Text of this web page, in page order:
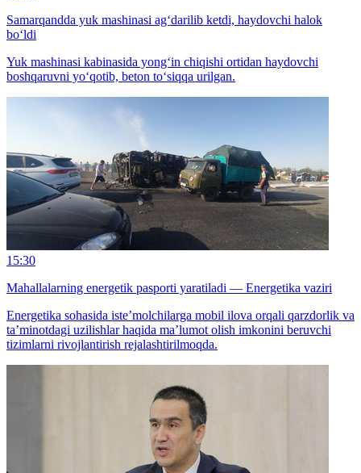
Samarqandda yuk mashinasi ag‘darilib ketdi, haydovchi halok
bo‘ldi
Yuk mashinasi kabinasida yong‘in chiqishi ortidan haydovchi
boshqaruvni yo‘qotib, beton to‘siqqa urilgan.
15:30
Mahallalarning energetik pasporti yaratiladi — Energetika vaziri
Energetika sohasida iste’molchilarga mobil ilova orqali qarzdorlik va
ta’minotdagi uzilishlar haqida ma’lumot olish imkonini beruvchi
tizimlarni rivojlantirish rejalashtirilmoqda.